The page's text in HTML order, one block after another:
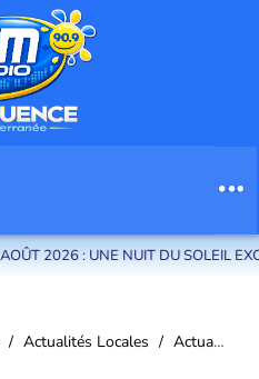
de menton et des communes de
2026 : UNE NUIT DU SOLEIL
Actualités Locales Actualités La Turbie